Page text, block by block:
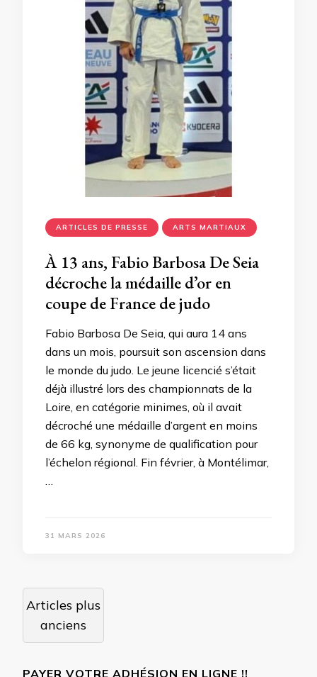
ARTICLES DE PRESSE ARTS MARTIAUX
À 13 ans, Fabio Barbosa De Seia
décroche la médaille d’or en
coupe de France de judo
Fabio Barbosa De Seia, qui aura 14 ans
dans un mois, poursuit son ascension dans
le monde du judo. Le jeune licencié s’était
déjà illustré lors des championnats de la
Loire, en catégorie minimes, où il avait
décroché une médaille d’argent en moins
de 66 kg, synonyme de qualification pour
l’échelon régional. Fin février, à Montélimar,
…
31 MARS 2026
Navigation
des
articles
Articles plus
anciens
PAYER VOTRE ADHÉSION EN LIGNE !!